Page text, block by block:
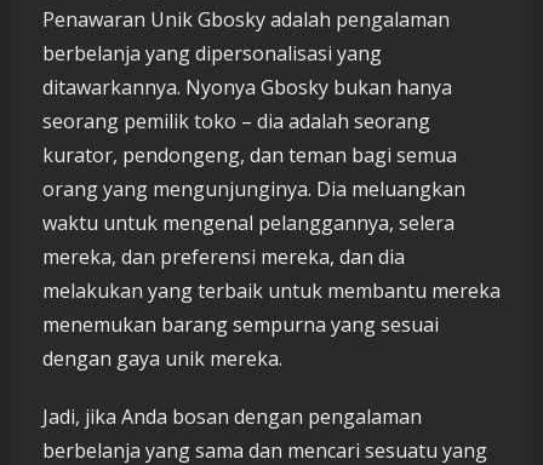
Penawaran Unik Gbosky adalah pengalaman
berbelanja yang dipersonalisasi yang
ditawarkannya. Nyonya Gbosky bukan hanya
seorang pemilik toko – dia adalah seorang
kurator, pendongeng, dan teman bagi semua
orang yang mengunjunginya. Dia meluangkan
waktu untuk mengenal pelanggannya, selera
mereka, dan preferensi mereka, dan dia
melakukan yang terbaik untuk membantu mereka
menemukan barang sempurna yang sesuai
dengan gaya unik mereka.
Jadi, jika Anda bosan dengan pengalaman
berbelanja yang sama dan mencari sesuatu yang